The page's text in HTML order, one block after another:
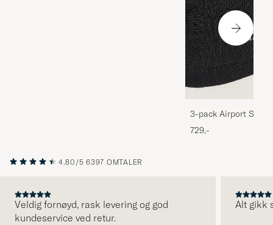
3-pack Airport
Melange
729,-
4.80/5 6397 OMTALER
Veldig fornøyd, rask levering og god
kundeservice ved retur.
Alt gikk